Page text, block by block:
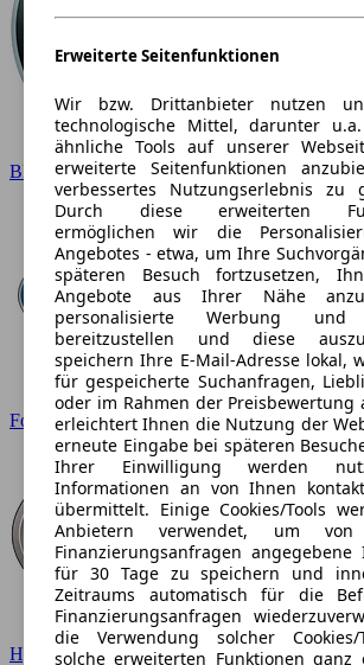
BMW
Ford
Hyundai
Erweiterte Seitenfunktionen
Wir bzw. Drittanbieter nutzen
technologische Mittel, darunter
ähnliche Tools auf unserer
erweiterte Seitenfunktionen
verbessertes Nutzungserlebnis zu
Durch diese erweiterten
ermöglichen wir die
Angebotes - etwa, um Ihre
späteren Besuch fortzusetzen,
Angebote aus Ihrer Nähe
personalisierte Werbung und
bereitzustellen und diese
speichern Ihre E-Mail-Adresse lokal,
für gespeicherte Suchanfragen,
oder im Rahmen der Preisbewertung
erleichtert Ihnen die Nutzung der
erneute Eingabe bei späteren
Ihrer Einwilligung werden
Informationen an von Ihnen
übermittelt. Einige Cookies/Tools
Anbietern verwendet, um
Finanzierungsanfragen angegebene
für 30 Tage zu speichern und
Zeitraums automatisch für die
Finanzierungsanfragen
die Verwendung solcher Cookies/
solche erweiterten Funktionen ganz